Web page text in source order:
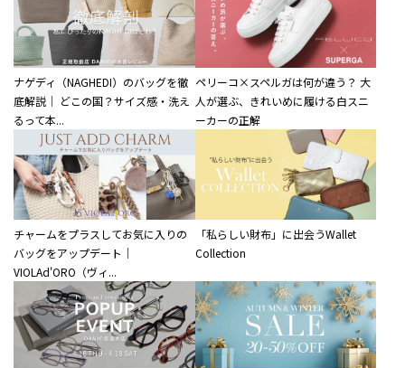
ナゲディ（NAGHEDI）のバッグを徹
底解説｜ どこの国？サイズ感・洗え
るって本...
ペリーコ×スペルガは何が違う？ 大
人が選ぶ、きれいめに履ける白スニ
ーカーの正解
チャームをプラスしてお気に入りの
バッグをアップデート｜
VIOLAd'ORO（ヴィ...
「私らしい財布」に出会うWallet
Collection